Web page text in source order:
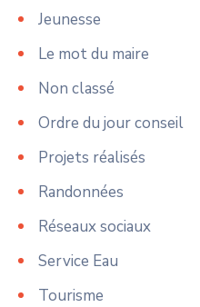
Jeunesse
Le mot du maire
Non classé
Ordre du jour conseil
Projets réalisés
Randonnées
Réseaux sociaux
Service Eau
Tourisme